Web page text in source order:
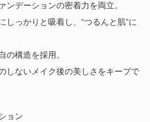
ンデーションの密着力を両立。
しっかりと吸着し、“つるんと肌”に
の構造を採用。
しないメイク後の美しさをキープで
ョン